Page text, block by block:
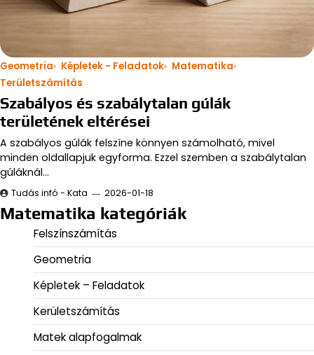
Geometria Képletek - Feladatok
Matematika
Területszámítás
Szabályos és szabálytalan gúlák
területének eltérései
A szabályos gúlák felszíne könnyen számolható, mivel
minden oldallapjuk egyforma. Ezzel szemben a szabálytalan
gúláknál…
Tudás infó - Kata 2026-01-18
Matematika kategóriák
Felszínszámítás
Geometria
Képletek – Feladatok
Kerületszámítás
Matek alapfogalmak